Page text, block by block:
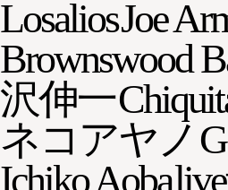
LosaliosJoe
Brownswood
沢伸一
ネコアヤノ
Ichiko Aoba